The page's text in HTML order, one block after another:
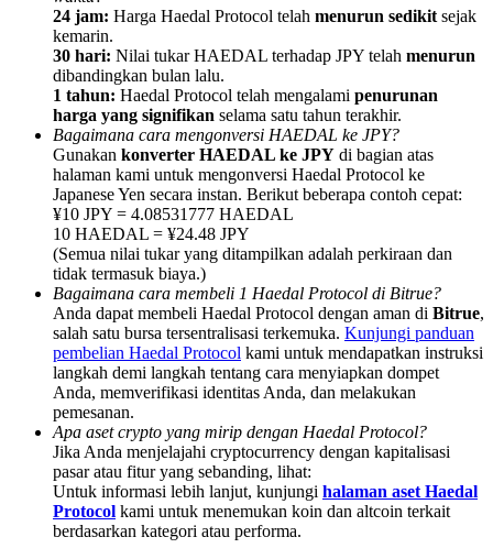
BTC Welcome Rewards
Deposit & Trade BTC to Share 25000 USDT prize pool!
Deposit CASHCAT & Win
Share 500000 CASHCAT prize pool
Exclusive for BitMart Users
Register & Trade to Win 500,000 USDT
24 jam: Harga Haedal Protocol telah menurun sedikit sejak
kemarin.
30 hari: Nilai tukar HAEDAL terhadap JPY telah menurun
dibandingkan bulan lalu.
1 tahun: Haedal Protocol telah mengalami penurunan
harga yang signifikan selama satu tahun terakhir.
Bagaimana cara mengonversi HAEDAL ke JPY?
Gunakan konverter HAEDAL ke JPY di bagian atas
halaman kami untuk mengonversi Haedal Protocol ke
Japanese Yen secara instan. Berikut beberapa contoh cepat:
¥10 JPY = 4.08531777 HAEDAL
10 HAEDAL = ¥24.48 JPY
(Semua nilai tukar yang ditampilkan adalah perkiraan dan
tidak termasuk biaya.)
Bagaimana cara membeli 1 Haedal Protocol di Bitrue?
Anda dapat membeli Haedal Protocol dengan aman di Bitrue,
salah satu bursa tersentralisasi terkemuka. Kunjungi panduan
pembelian Haedal Protocol kami untuk mendapatkan instruksi
langkah demi langkah tentang cara menyiapkan dompet
Anda, memverifikasi identitas Anda, dan melakukan
pemesanan.
Apa aset crypto yang mirip dengan Haedal Protocol?
Jika Anda menjelajahi cryptocurrency dengan kapitalisasi
pasar atau fitur yang sebanding, lihat:
Untuk informasi lebih lanjut, kunjungi halaman aset Haedal
Protocol kami untuk menemukan koin dan altcoin terkait
berdasarkan kategori atau performa.